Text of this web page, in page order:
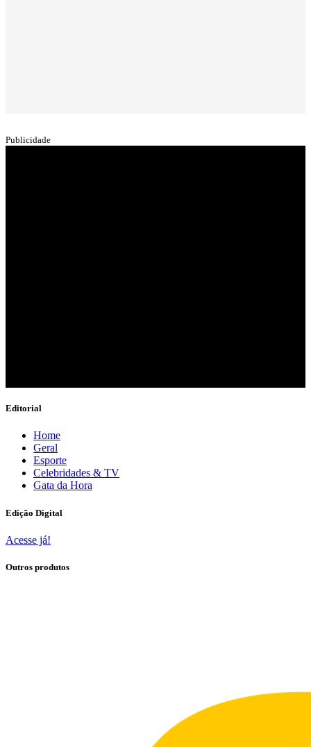
Publicidade
Editorial
Home
Geral
Esporte
Celebridades & TV
Gata da Hora
Edição Digital
Acesse já!
Outros produtos